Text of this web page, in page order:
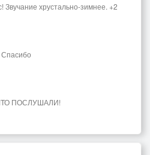
Звучание хрустально-зимнее. +2
ПОСЛУШАЛИ!